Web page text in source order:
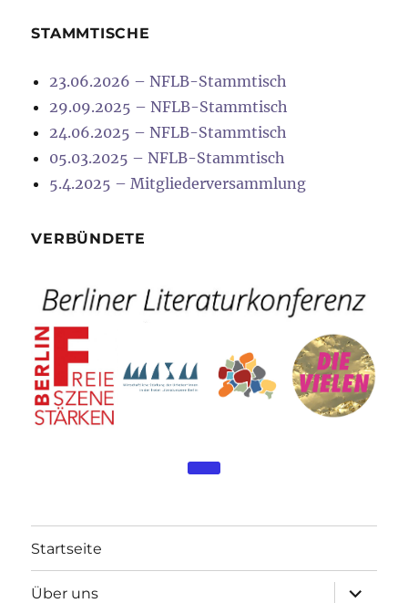
STAMMTISCHE
23.06.2026 – NFLB-Stammtisch
29.09.2025 – NFLB-Stammtisch
24.06.2025 – NFLB-Stammtisch
05.03.2025 – NFLB-Stammtisch
5.4.2025 – Mitgliederversammlung
VERBÜNDETE
Startseite
Über uns